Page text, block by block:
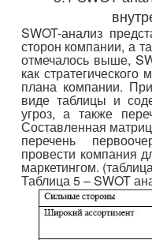
SWOT-анализ
сторон компании, а
отмечалось выше,
как стратегического
плана компании.
виде таблицы и
угроз, а также
Составленная
перечень
провести компания
маркетингом.
Таблица 5 – SWOT